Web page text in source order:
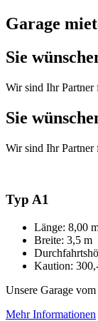
Garage
Sie
Wir sind Ihr Partner
Sie
Wir sind Ihr Partner
Typ A1
Länge: 8,00
Breite: 3,5 m
Kaution:
Unsere Garage
Mehr Informationen